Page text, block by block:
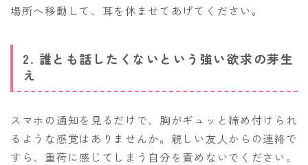
場所へ移動して、耳を休ませてあげてください。
2. 誰とも話したくないという強い欲求の芽生
え
スマホの通知を見るだけで、胸がギュッと締め付けられ
るような感覚はありませんか。親しい友人からの連絡で
すら、重荷に感じてしまう自分を責めないでください。